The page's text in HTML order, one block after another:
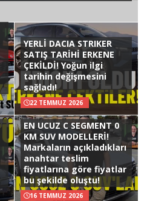
YERLİ DACIA STRIKER
SATIŞ TARİHİ ERKENE
ÇEKİLDİ! Yoğun ilgi
tarihin değişmesini
sağladı!
22 TEMMUZ 2026
EN UCUZ C SEGMENT 0
KM SUV MODELLERİ!
Markaların açıkladıkları
anahtar teslim
fiyatlarına göre fiyatlar
bu şekilde oluştu!
16 TEMMUZ 2026